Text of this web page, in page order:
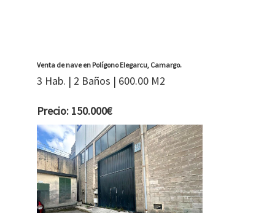
Venta de nave en Polígono Elegarcu, Camargo.
3 Hab. | 2 Baños | 600.00 M2
Precio: 150.000€